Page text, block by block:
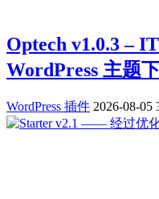
Optech v1.0.3 –
WordPress 主题
WordPress 插件 2026-08-05